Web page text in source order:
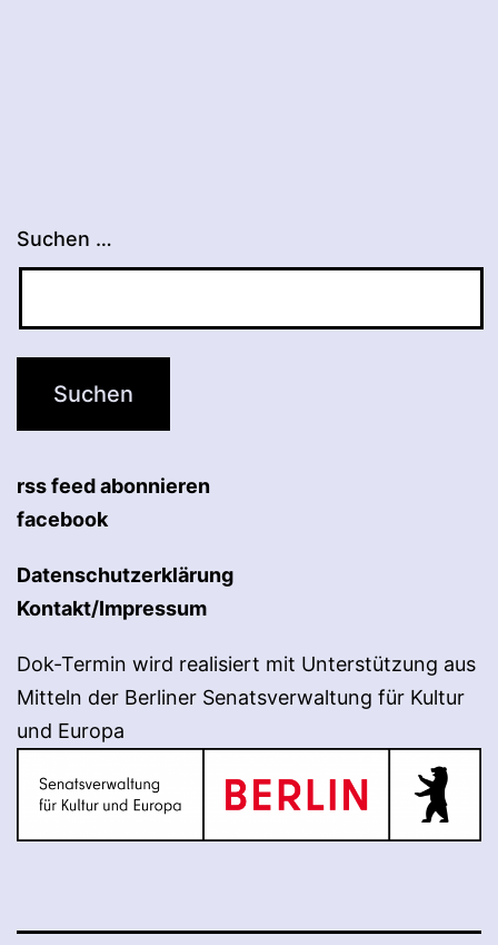
Suchen …
rss feed abonnieren
facebook
Datenschutzerklärung
Kontakt/Impressum
Dok-Termin wird realisiert mit Unterstützung aus
Mitteln der Berliner Senatsverwaltung für Kultur
und Europa